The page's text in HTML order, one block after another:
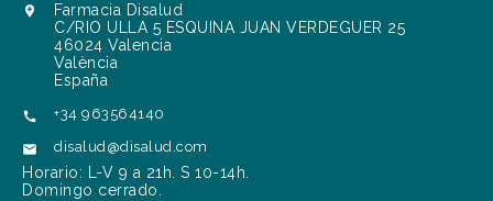

Farmacia Disalud
C/RIO ULLA 5 ESQUINA JUAN VERDEGUER 25
46024 Valencia
València
España
 +34 963564140
 disalud@disalud.com
Horario: L-V 9 a 21h. S 10-14h.
Domingo cerrado.